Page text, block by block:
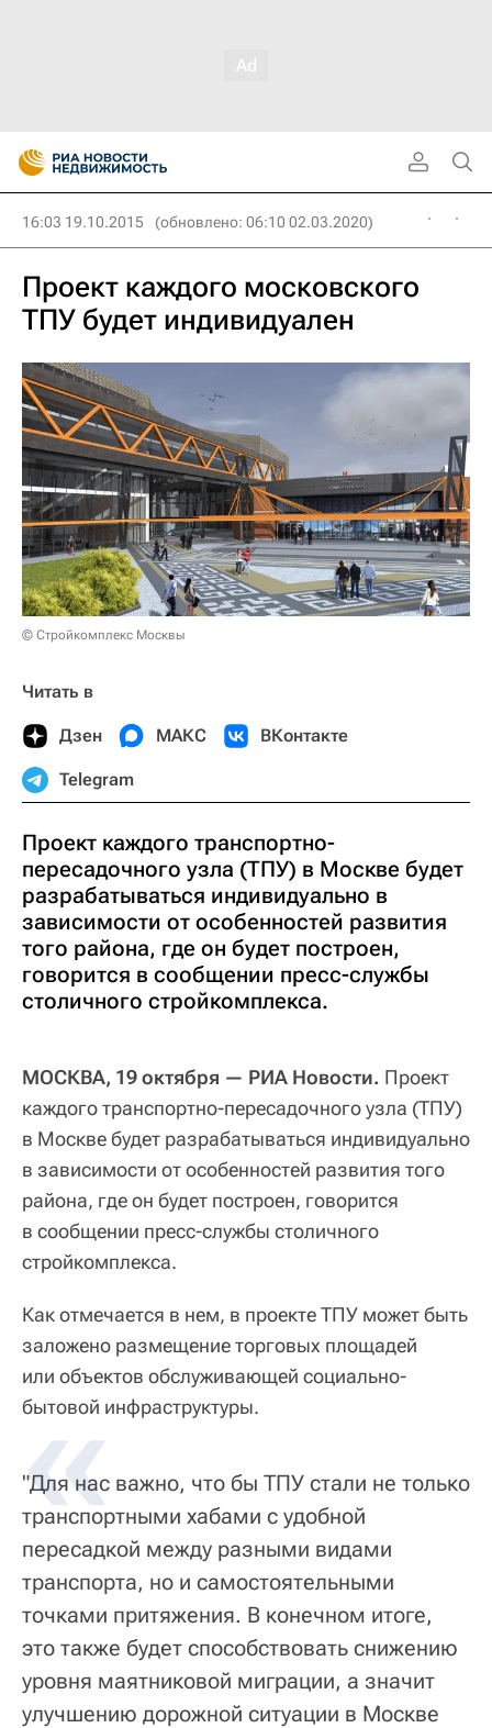
16:03 19.10.2015 (обновлено: 06:10 02.03.2020)
Проект каждого московского
ТПУ будет индивидуален
© Стройкомплекс Москвы
Читать в
Дзен МАКС ВКонтакте
Telegram
Проект каждого транспортно-
пересадочного узла (ТПУ) в Москве будет
разрабатываться индивидуально в
зависимости от особенностей развития
того района, где он будет построен,
говорится в сообщении пресс-службы
столичного стройкомплекса.
МОСКВА, 19 октября — РИА Новости. Проект
каждого транспортно-пересадочного узла (ТПУ)
в Москве будет разрабатываться индивидуально
в зависимости от особенностей развития того
района, где он будет построен, говорится
в сообщении пресс-службы столичного
стройкомплекса.
Как отмечается в нем, в проекте ТПУ может быть
заложено размещение торговых площадей
или объектов обслуживающей социально-
бытовой инфраструктуры.
"Для нас важно, что бы ТПУ стали не только
транспортными хабами с удобной
пересадкой между разными видами
транспорта, но и самостоятельными
точками притяжения. В конечном итоге,
это также будет способствовать снижению
уровня маятниковой миграции, а значит
улучшению дорожной ситуации в Москве